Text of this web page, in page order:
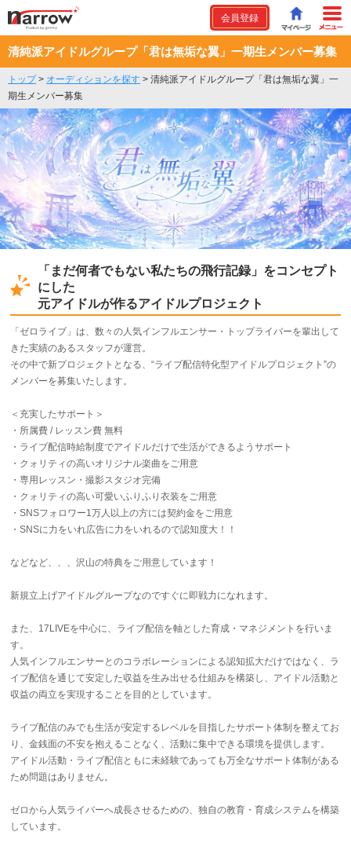
会員登録
清純派アイドルグループ「君は無垢な翼」一期生メンバー募集
トップ> オーディションを探す > 清純派アイドルグループ「君は無垢な翼」一
期生メンバー募集
「まだ何者でもない私たちの飛行記録」をコンセプト
にした
元アイドルが作るアイドルプロジェクト
「ゼロライブ」は、数々の人気インフルエンサー・トップライバーを輩出して
きた実績のあるスタッフが運営。
その中で新プロジェクトとなる、“ライブ配信特化型アイドルプロジェクト”の
メンバーを募集いたします。
＜充実したサポート＞
・所属費 / レッスン費 無料
・ライブ配信時給制度でアイドルだけで生活ができるようサポート
・クォリティの高いオリジナル楽曲をご用意
・専用レッスン・撮影スタジオ完備
・クォリティの高い可愛いふりふり衣装をご用意
・SNSフォロワー1万人以上の方には契約金をご用意
・SNSに力をいれ広告に力をいれるので認知度大！！
などなど、、、沢山の特典をご用意しています！
新規立上げアイドルグループなのですぐに即戦力になれます。
また、17LIVEを中心に、ライブ配信を軸とした育成・マネジメントを行いま
す。
人気インフルエンサーとのコラボレーションによる認知拡大だけではなく、ラ
イブ配信を通じて安定した収益を生み出せる仕組みを構築し、アイドル活動と
収益の両立を実現することを目的としています。
ライブ配信のみでも生活が安定するレベルを目指したサポート体制を整えてお
り、金銭面の不安を抱えることなく、活動に集中できる環境を提供します。
アイドル活動・ライブ配信ともに未経験であっても万全なサポート体制がある
ため問題はありません。
ゼロから人気ライバーへ成長させるための、独自の教育・育成システムを構築
しています。